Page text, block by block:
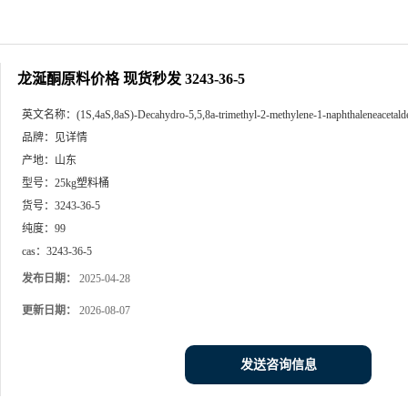
龙涎酮原料价格 现货秒发 3243-36-5
英文名称： (1S,4aS,8aS)-Decahydro-5,5,8a-trimethyl-2-methylene-1-
品牌：
见详情
产地： 山东
型号： 25kg塑料桶
货号： 3243-36-5
纯度： 99
cas： 3243-36-5
发布日期： 2025-04-28
更新日期： 2026-08-07
发送咨询信息